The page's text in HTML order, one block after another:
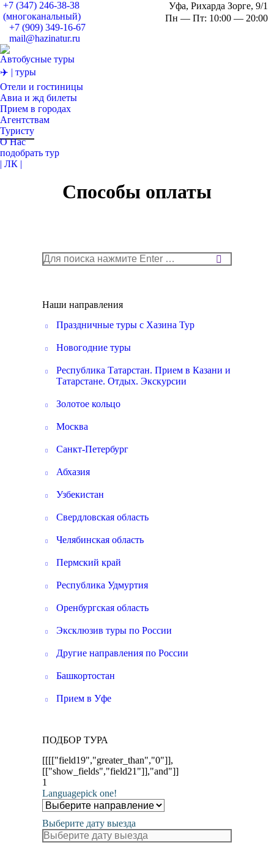
+7 (347) 246-38-38
(многоканальный)
+7 (909) 349-16-67
mail@hazinatur.ru
Уфа, Рихарда Зорге, 9/1
Пн — Пт: 10:00 — 20:00
Автобусные туры
✈️ | туры
Отели и гостиницы
Авиа и жд билеты
Прием в городах
Агентствам
Туристу
О Нас
подобрать тур
| ЛК |
Способы оплаты
Поиск:
Наши направления
Праздничные туры с Хазина Тур
Новогодние туры
Республика Татарстан. Прием в Казани и
Татарстане. Отдых. Экскурсии
Золотое кольцо
Москва
Санкт-Петербург
Абхазия
Узбекистан
Свердловская область
Челябинская область
Пермский край
Республика Удмуртия
Оренбургская область
Эксклюзив туры по России
Другие направления по России
Башкортостан
Прием в Уфе
ПОДБОР ТУРА
[[[["field19","greater_than","0"]],
[["show_fields","field21"]],"and"]]
1
Languagepick one!
Выберите дату выезда